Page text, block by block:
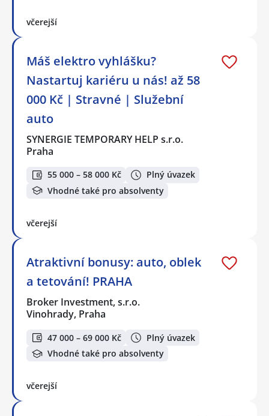
včerejší
Máš elektro vyhlášku?
Nastartuj kariéru u nás! až 58
000 Kč | Stravné | Služební
auto
SYNERGIE TEMPORARY HELP s.r.o.
Praha
55 000 – 58 000 Kč
Plný úvazek
Vhodné také pro absolventy
včerejší
Atraktivní bonusy: auto, oblek
a tetování! PRAHA
Broker Investment, s.r.o.
Vinohrady, Praha
47 000 – 69 000 Kč
Plný úvazek
Vhodné také pro absolventy
včerejší